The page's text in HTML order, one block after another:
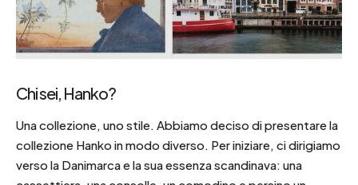
Chi sei, Hanko?
Una collezione, uno stile. Abbiamo deciso di presentare la
collezione Hanko in modo diverso. Per iniziare, ci dirigiamo
verso la Danimarca e la sua essenza scandinava: una